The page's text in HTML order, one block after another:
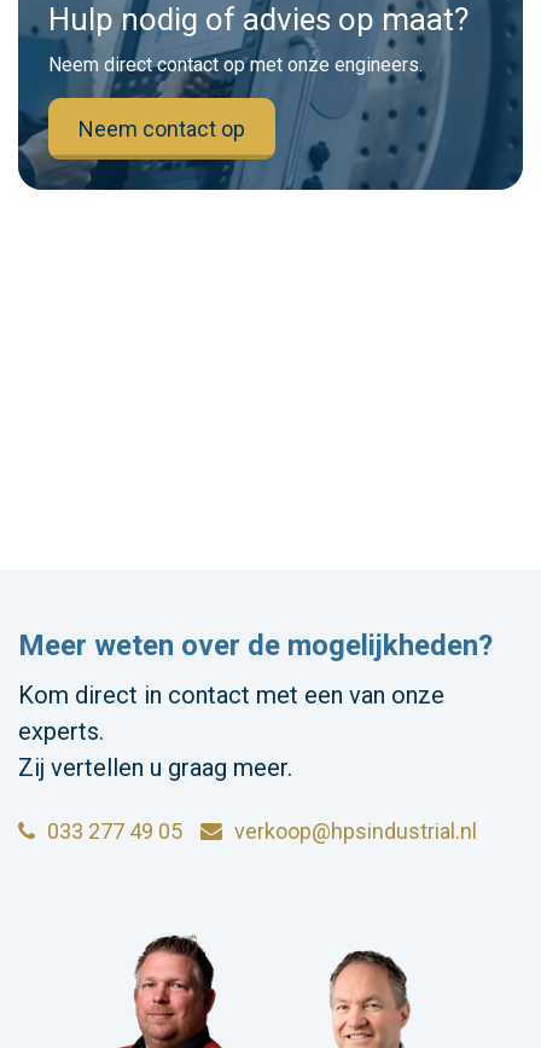
Hulp nodig of advies op maat?
Neem direct contact op met onze engineers.
Neem contact op
Meer weten over de mogelijkheden?
Kom direct in contact met een van onze
experts.
Zij vertellen u graag meer.
033 277 49 05 verkoop@hpsindustrial.nl